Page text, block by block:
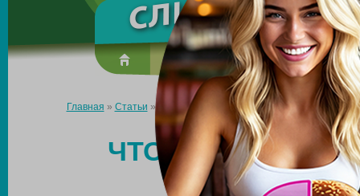
Made in the UK
О препарате Усиль эффект
Главная » Статьи »Что делать, если при похудении вес
ЧТО ДЕЛАТЬ,